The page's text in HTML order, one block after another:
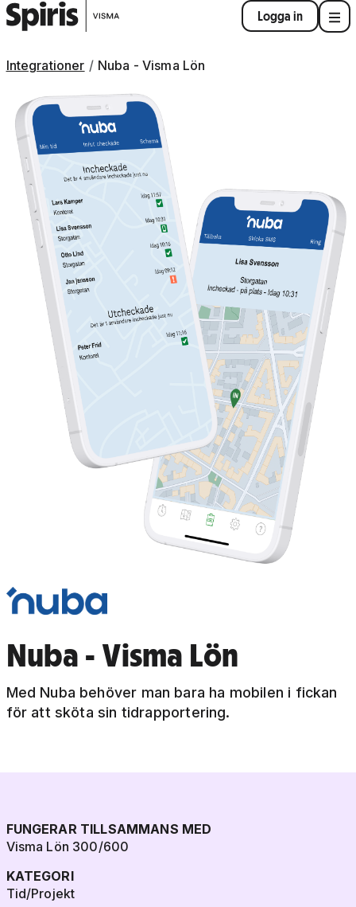
Logga in
Integrationer Nuba - Visma Lön
Nuba - Visma Lön
Med Nuba behöver man bara ha mobilen i fickan
för att sköta sin tidrapportering.
FUNGERAR TILLSAMMANS MED
Visma Lön 300/600
KATEGORI
Tid/Projekt